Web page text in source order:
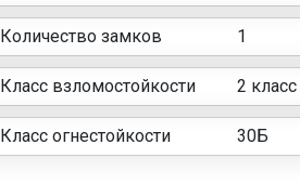
Количество замков 1
Класс взломостойкости 2 класс
Класс огнестойкости 30Б